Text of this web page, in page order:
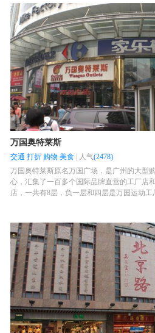
万国奥特莱斯
交通 打折 购物 美食 人气(2478)
万国奥特莱斯原名万国广场，是广州的大型
心，汇集了一百多个国际品牌直营的工厂店
店，一共有8层，负一层和四层是万国运动工